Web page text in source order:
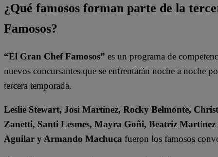
¿Qué famosos forman parte de la
Famosos?
“El Gran Chef Famosos” es un programa de
nuevos concursantes que se enfrentarán noche a noche
tercera temporada.
Leslie Stewart, Josi Martínez, Rocky Belmonte,
Zanetti, Santi Lesmes, Mayra Goñi, Beatriz Martí
Aguilar y Armando Machuca fueron los famosos